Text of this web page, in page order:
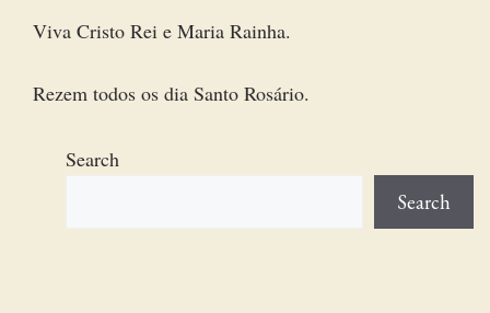
Viva Cristo Rei e Maria Rainha.
Rezem todos os dia Santo Rosário.
Search
Search